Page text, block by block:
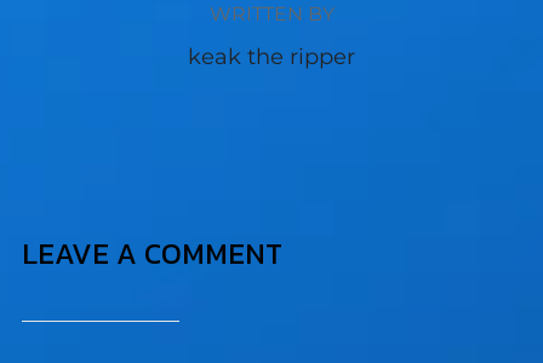
WRITTEN BY
keak the ripper
LEAVE A COMMENT